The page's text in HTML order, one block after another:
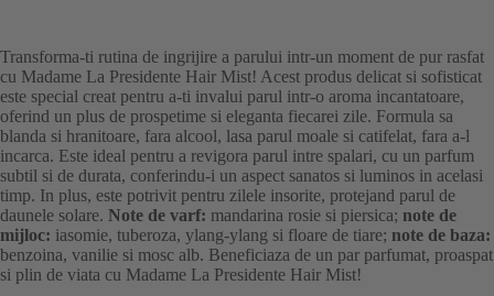
Transforma-ti rutina de ingrijire a parului intr-un moment de pur rasfat
cu Madame La Presidente Hair Mist! Acest produs delicat si sofisticat
este special creat pentru a-ti invalui parul intr-o aroma incantatoare,
oferind un plus de prospetime si eleganta fiecarei zile. Formula sa
blanda si hranitoare, fara alcool, lasa parul moale si catifelat, fara a-l
incarca. Este ideal pentru a revigora parul intre spalari, cu un parfum
subtil si de durata, conferindu-i un aspect sanatos si luminos in acelasi
timp. In plus, este potrivit pentru zilele insorite, protejand parul de
daunele solare. Note de varf: mandarina rosie si piersica; note de
mijloc: iasomie, tuberoza, ylang-ylang si floare de tiare; note de baza:
benzoina, vanilie si mosc alb. Beneficiaza de un par parfumat, proaspat
si plin de viata cu Madame La Presidente Hair Mist!